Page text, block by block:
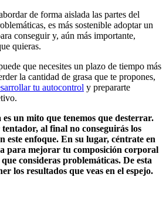
de forma aislada las partes del
es más sostenible adoptar un
conseguir y, aún más importante,
quieras.
que necesites un plazo de tiempo más
la cantidad de grasa que te propones,
tu autocontrol y prepararte
es un mito que tenemos que desterrar.
tentador, al final no conseguirás los
este enfoque. En su lugar, céntrate en
para mejorar tu composición corporal
que consideras problemáticas. De esta
los resultados que veas en el espejo.